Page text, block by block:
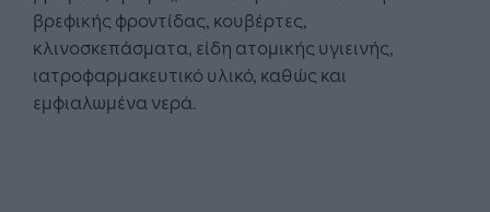
βρεφικής φροντίδας, κουβέρτες,
κλινοσκεπάσματα, είδη ατομικής υγιεινής,
ιατροφαρμακευτικό υλικό, καθώς και
εμφιαλωμένα νερά.